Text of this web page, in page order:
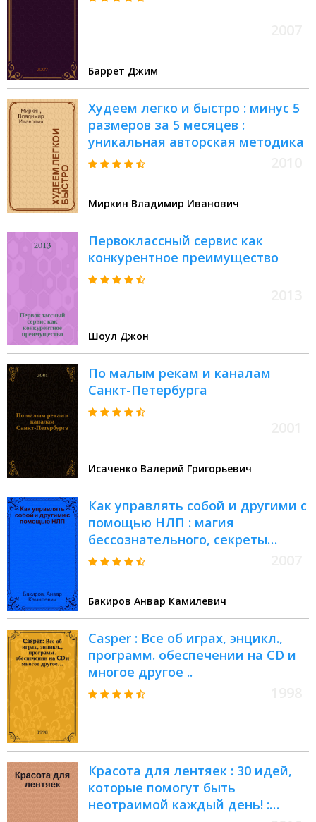
Баррет Джим
Худеем легко и быстро : минус 5
размеров за 5 месяцев :
уникальная авторская методика
Миркин Владимир Иванович
Первоклассный сервис как
конкурентное преимущество
Шоул Джон
По малым рекам и каналам
Санкт-Петербурга
Исаченко Валерий Григорьевич
Как управлять собой и другими с
помощью НЛП : магия
бессознательного, секреты
эффективности, стратегия
моделирование успеха,
возможности нашей памяти,
искусство договариваться, как
сэкономить время и усилия,
главный секрет общения
Бакиров Анвар Камилевич
Casper : Все об играх, энцикл.,
программ. обеспечении на CD и
многое другое ..
Красота для лентяек : 30 идей,
которые помогут быть
неотраимой каждый день! :